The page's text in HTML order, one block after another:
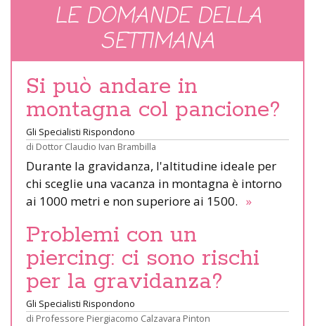
LE DOMANDE DELLA
SETTIMANA
Si può andare in
montagna col pancione?
Gli Specialisti Rispondono
di Dottor Claudio Ivan Brambilla
Durante la gravidanza, l'altitudine ideale per
chi sceglie una vacanza in montagna è intorno
ai 1000 metri e non superiore ai 1500. »
Problemi con un
piercing: ci sono rischi
per la gravidanza?
Gli Specialisti Rispondono
di Professore Piergiacomo Calzavara Pinton